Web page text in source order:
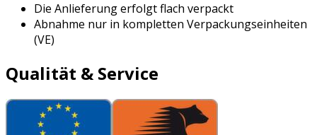
Die Anlieferung erfolgt flach verpackt
Abnahme nur in kompletten Verpackungseinheiten
(VE)
Qualität & Service